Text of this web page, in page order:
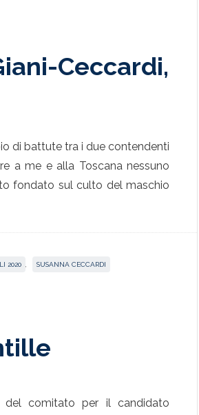
Ceccardi,
di battute tra i due contendenti
a me e alla Toscana nessuno
fondato sul culto del maschio
2020 SUSANNA CECCARDI
del comitato per il candidato